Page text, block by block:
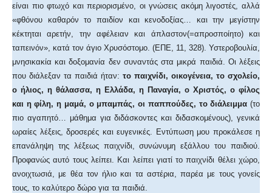
είναι πιο φτωχό και περιορισμένο, οι γνώσεις ακόμη λιγοστές, αλλά
«φθόνου καθαρόν το παιδίον και κενοδοξίας… και την μεγίστην
κέκτηται αρετήν, την αφέλειαν και άπλαστον(=απροσποίητο) και
ταπεινόν», κατά τον άγιο Χρυσόστομο. (ΕΠΕ, 11, 328). Υστεροβουλία,
μνησικακία και δοξομανία δεν συναντάς στα μικρά παιδιά. Οι λέξεις
που διάλεξαν τα παιδιά ήταν: το παιχνίδι, οικογένεια, το σχολείο,
ο ήλιος, η θάλασσα, η Ελλάδα, η Παναγία, ο Χριστός, ο φίλος
και η φίλη, η μαμά, ο μπαμπάς, οι παππούδες, το διάλειμμα (το
πιο αγαπητό… μάθημα για διδάσκοντες και διδασκομένους), γενικά
ωραίες λέξεις, δροσερές και ευγενικές. Εντύπωση μου προκάλεσε η
επανάληψη της λέξεως παιχνίδι, συνώνυμη εξάλλου του παιδιού.
Προφανώς αυτό τους λείπει. Και λείπει γιατί το παιχνίδι θέλει χώρο,
ανοιχτωσιά, με θέα τον ήλιο και τα αστέρια, παρέα με τους γονείς
τους, το καλύτερο δώρο για τα παιδιά.